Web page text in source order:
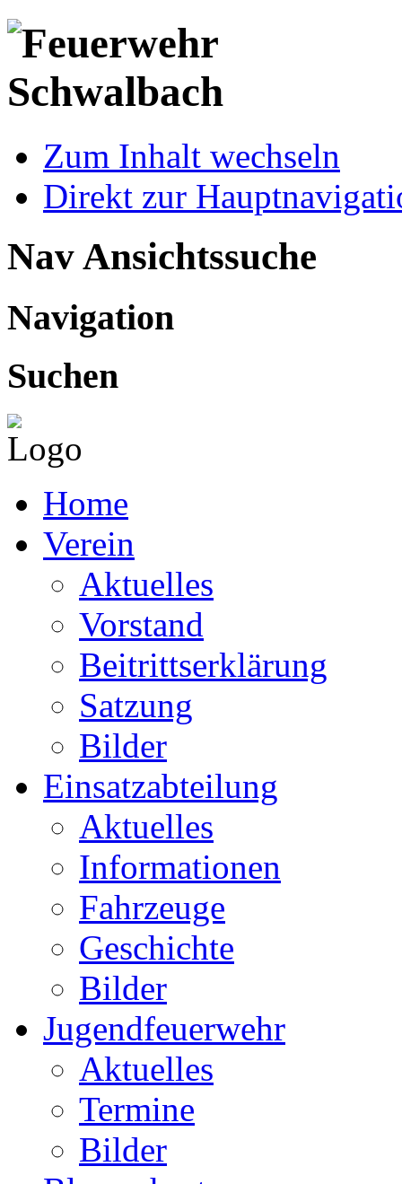
Zum Inhalt wechseln
Direkt zur
Nav Ansichtssuche
Navigation
Suchen
Home
Verein
Aktuelles
Vorstand
Beitrittserklärung
Satzung
Bilder
Einsatzabteilung
Aktuelles
Informationen
Fahrzeuge
Geschichte
Bilder
Jugendfeuerwehr
Aktuelles
Termine
Bilder